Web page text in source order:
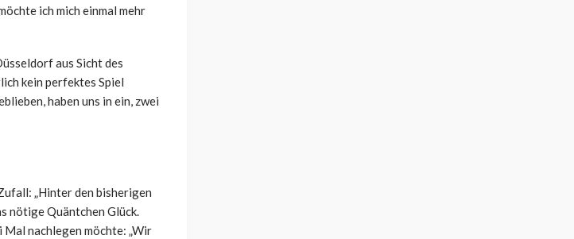
ich mich einmal mehr
aus Sicht des
kein perfektes Spiel
haben uns in ein, zwei
„Hinter den bisherigen
nötige Quäntchen Glück.
Mal nachlegen möchte: „Wir